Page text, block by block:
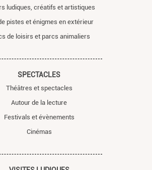
ludiques, créatifs et artistiques
pistes et énigmes en extérieur
de loisirs et parcs animaliers
SPECTACLES
Théâtres et spectacles
Autour de la lecture
Festivals et évènements
Cinémas